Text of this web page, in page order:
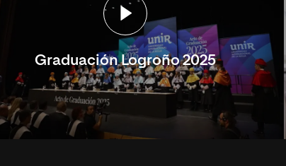
Graduación Logroño 2025